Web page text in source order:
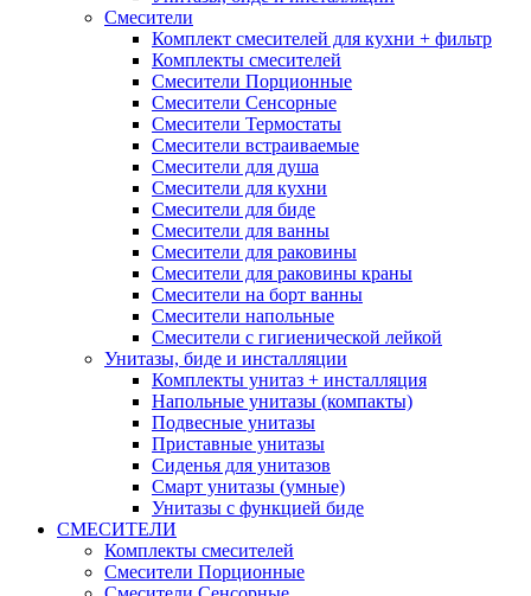
Смесители
Комплект смесителей для кухни + фильтр
Комплекты смесителей
Смесители Порционные
Смесители Сенсорные
Смесители Термостаты
Смесители встраиваемые
Смесители для душа
Смесители для кухни
Смесители для биде
Смесители для ванны
Смесители для раковины
Смесители для раковины краны
Смесители на борт ванны
Смесители напольные
Смесители с гигиенической лейкой
Унитазы, биде и инсталляции
Комплекты унитаз + инсталляция
Напольные унитазы (компакты)
Подвесные унитазы
Приставные унитазы
Сиденья для унитазов
Смарт унитазы (умные)
Унитазы с функцией биде
СМЕСИТЕЛИ
Комплекты смесителей
Смесители Порционные